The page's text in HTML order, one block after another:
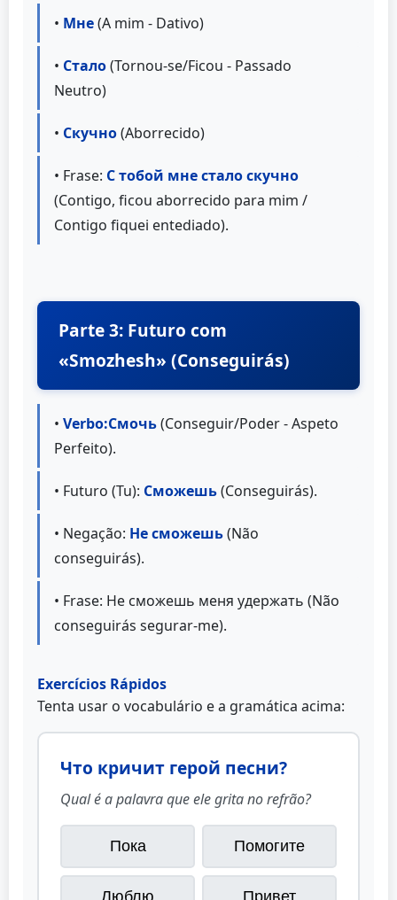
• Мне(A mim - Dativo)
• Стало(Tornou-se/Ficou - Passado
Neutro)
• Скучно(Aborrecido)
• Frase: С тобой мне стало скучно
(Contigo, ficou aborrecido para mim /
Contigo fiquei entediado).
Parte 3: Futuro com
«Smozhesh» (Conseguirás)
• Verbo:Смочь(Conseguir/Poder - Aspeto
Perfeito).
• Futuro (Tu): Сможешь(Conseguirás).
• Negação: Не сможешь(Não
conseguirás).
• Frase: Не сможешь меня удержать (Não
conseguirás segurar-me).
Exercícios Rápidos
Tenta usar o vocabulário e a gramática acima:
Что кричит герой песни?
Qual é a palavra que ele grita no refrão?
Пока Помогите